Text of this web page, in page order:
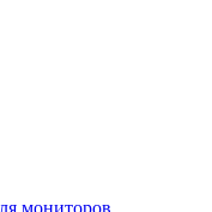
мониторов